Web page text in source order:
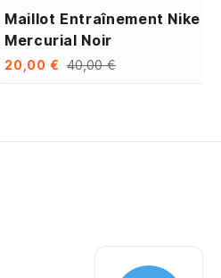
Maillot Entraînement Nike
Mercurial Noir
20,00 € 40,00 €